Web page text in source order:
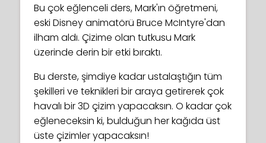
Bu çok eğlenceli ders, Mark'ın öğretmeni,
eski Disney animatörü Bruce McIntyre'dan
ilham aldı. Çizime olan tutkusu Mark
üzerinde derin bir etki bıraktı.
Bu derste, şimdiye kadar ustalaştığın tüm
şekilleri ve teknikleri bir araya getirerek çok
havalı bir 3D çizim yapacaksın. O kadar çok
eğleneceksin ki, bulduğun her kağıda üst
üste çizimler yapacaksın!